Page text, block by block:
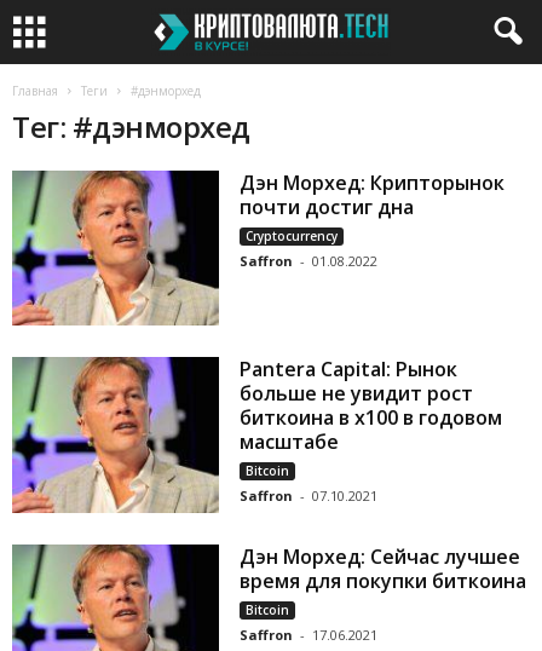
Главная Теги #дэнморхед
Тег: #дэнморхед
Дэн Морхед: Крипторынок
почти достиг дна
Cryptocurrency
Saffron - 01.08.2022
Pantera Capital: Рынок
больше не увидит рост
биткоина в х100 в годовом
масштабе
Bitcoin
Saffron - 07.10.2021
Дэн Морхед: Сейчас лучшее
время для покупки биткоина
Bitcoin
Saffron - 17.06.2021